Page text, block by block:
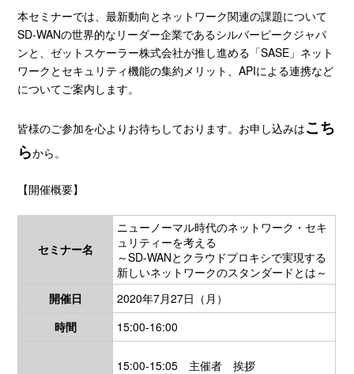
本セミナーでは、最新動向とネットワーク関連の課題について
SD-WANの世界的なリーダー企業であるシルバーピークジャパ
ンと、ゼットスケーラー株式会社が推し進める「SASE」ネット
ワークとセキュリティ機能の集約メリット、APIによる連携など
についてご案内します。
皆様のご参加を心よりお待ちしております。お申し込みはこち
らから。
【開催概要】
セミナー名
ニューノーマル時代のネットワーク・セキ
ュリティーを考える
～SD-WANとクラウドプロキシで実現する
新しいネットワークのスタンダードとは～
開催日
2020年7月27日（月）
時間
15:00-16:00
15:00-15:05 主催者 挨拶